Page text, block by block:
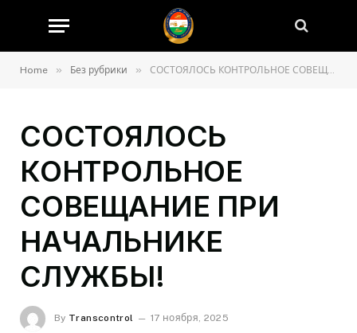
Home » Без рубрики » СОСТОЯЛОСЬ КОНТРОЛЬНОЕ СОВЕЩАНИЕ ПРИ НАЧАЛЬНИКЕ СЛУЖБЫ!
СОСТОЯЛОСЬ
КОНТРОЛЬНОЕ
СОВЕЩАНИЕ ПРИ
НАЧАЛЬНИКЕ
СЛУЖБЫ!
By Transcontrol 17 ноября, 2025